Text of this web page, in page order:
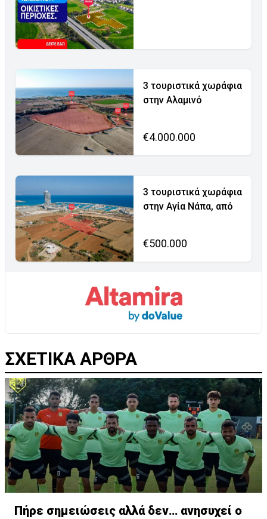
3 τουριστικά χωράφια
στην Αλαμινό
€4.000.000
3 τουριστικά χωράφια
στην Αγία Νάπα, από
€500.000
ΣΧΕΤΙΚΑ ΑΡΘΡΑ
Πήρε σημειώσεις αλλά δεν… ανησυχεί ο